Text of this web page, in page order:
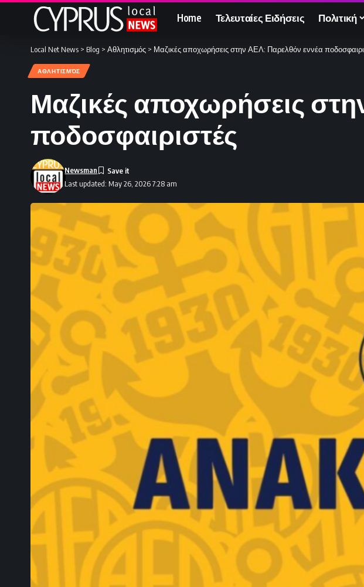
Home Τελευταίες Ειδήσεις Πολιτική
Local Net News > Blog > Αθλητισμός > Μαζικές αποχωρήσεις στην ΑΕΛ: Παρελθόν εννέα
ΑΘΛΗΤΙΣΜΌΣ
Μαζικές αποχωρήσεις
ποδοσφαιριστές
Last updated: May 26, 2026 7:28 am
Newsman